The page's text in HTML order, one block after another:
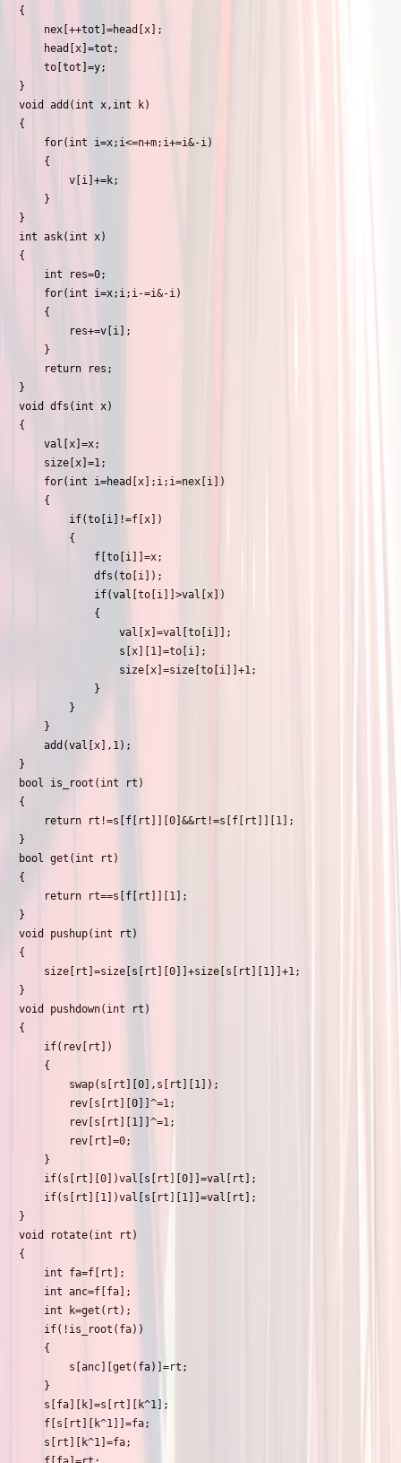
{
    nex[++tot]=head[x];
    head[x]=tot;
    to[tot]=y;
}
void add(int x,int k)
{
    for(int i=x;i<=n+m;i+=i&-i)
    {
        v[i]+=k;
    }
}
int ask(int x)
{
    int res=0;
    for(int i=x;i;i-=i&-i)
    {
        res+=v[i];
    }
    return res;
}
void dfs(int x)
{
    val[x]=x;
    size[x]=1;
    for(int i=head[x];i;i=nex[i])
    {
        if(to[i]!=f[x])
        {
            f[to[i]]=x;
            dfs(to[i]);
            if(val[to[i]]>val[x])
            {
                val[x]=val[to[i]];
                s[x][1]=to[i];
                size[x]=size[to[i]]+1;
            }
        }
    }
    add(val[x],1);
}
bool is_root(int rt)
{
    return rt!=s[f[rt]][0]&&rt!=s[f[rt]][1];
}
bool get(int rt)
{
    return rt==s[f[rt]][1];
}
void pushup(int rt)
{
    size[rt]=size[s[rt][0]]+size[s[rt][1]]+1;
}
void pushdown(int rt)
{
    if(rev[rt])
    {
        swap(s[rt][0],s[rt][1]);
        rev[s[rt][0]]^=1;
        rev[s[rt][1]]^=1;
        rev[rt]=0;
    }
    if(s[rt][0])val[s[rt][0]]=val[rt];
    if(s[rt][1])val[s[rt][1]]=val[rt];
}
void rotate(int rt)
{
    int fa=f[rt];
    int anc=f[fa];
    int k=get(rt);
    if(!is_root(fa))
    {
        s[anc][get(fa)]=rt;
    }
    s[fa][k]=s[rt][k^1];
    f[s[rt][k^1]]=fa;
    s[rt][k^1]=fa;